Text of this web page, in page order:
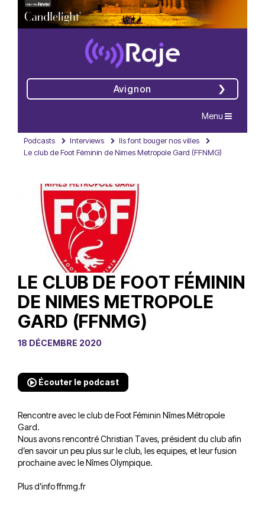
Avignon
Navigation
Menu
Podcasts Interviews
Ils font bouger nos villes
Le club de Foot Féminin de Nimes Metropole Gard (FFNMG)
LE CLUB DE FOOT FÉMININ
DE NIMES METROPOLE
GARD (FFNMG)
18 DÉCEMBRE 2020
Écouter le podcast
Rencontre avec le club de Foot Féminin Nîmes Métropole
Gard.
Nous avons rencontré Christian Taves, président du club afin
d’en savoir un peu plus sur le club, les equipes, et leur fusion
prochaine avec le Nîmes Olympique.
Plus d’infoffnmg.fr